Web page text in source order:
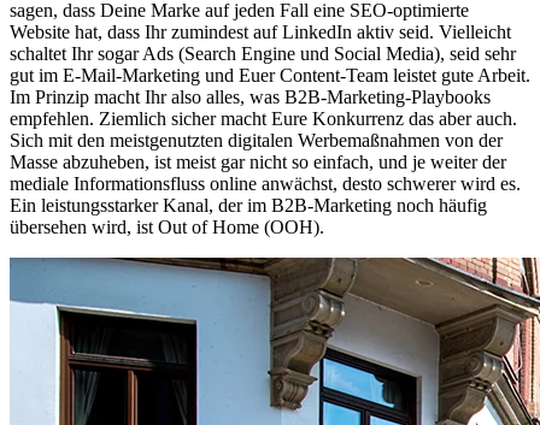
sagen, dass Deine Marke auf jeden Fall eine SEO-optimierte
Website hat, dass Ihr zumindest auf LinkedIn aktiv seid. Vielleicht
schaltet Ihr sogar Ads (Search Engine und Social Media), seid sehr
gut im E-Mail-Marketing und Euer Content-Team leistet gute Arbeit.
Im Prinzip macht Ihr also alles, was B2B-Marketing-Playbooks
empfehlen. Ziemlich sicher macht Eure Konkurrenz das aber auch.
Sich mit den meistgenutzten digitalen Werbemaßnahmen von der
Masse abzuheben, ist meist gar nicht so einfach, und je weiter der
mediale Informationsfluss online anwächst, desto schwerer wird es.
Ein leistungsstarker Kanal, der im B2B-Marketing noch häufig
übersehen wird, ist Out of Home (OOH).